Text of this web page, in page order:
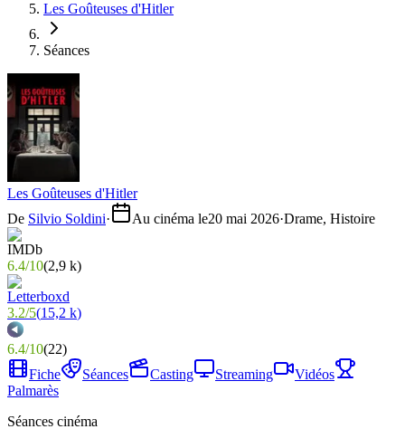
Les Goûteuses d'Hitler
Séances
Les Goûteuses d'Hitler
De Silvio Soldini· Au cinéma le20 mai 2026·Drame, Histoire
6.4/10(2,9 k)
3.2/5(15,2 k)
6.4/10(22)
Fiche
Séances Casting Streaming
Vidéos
Palmarès
Séances cinéma